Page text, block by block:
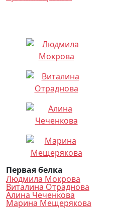
Первая белка
Людмила Мокрова
Виталина Отраднова
Алина Чеченкова
Марина Мещерякова